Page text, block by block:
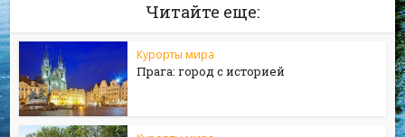
Читайте еще:
Курорты мира
Прага: город с историей